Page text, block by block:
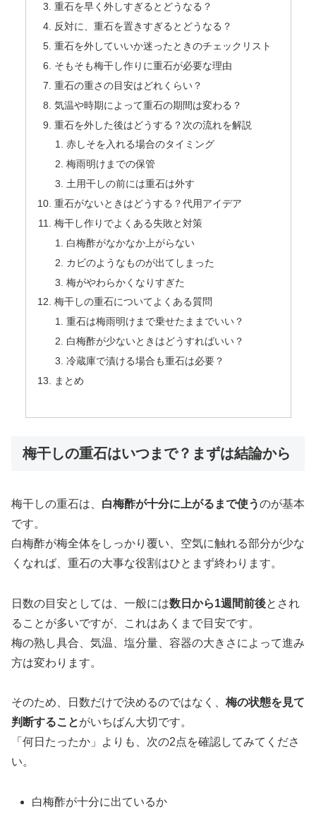
重石を早く外しすぎるとどうなる？
反対に、重石を置きすぎるとどうなる？
重石を外していいか迷ったときのチェックリスト
そもそも梅干し作りに重石が必要な理由
重石の重さの目安はどれくらい？
気温や時期によって重石の期間は変わる？
重石を外した後はどうする？次の流れを解説
赤しそを入れる場合のタイミング
梅雨明けまでの保管
土用干しの前には重石は外す
重石がないときはどうする？代用アイデア
梅干し作りでよくある失敗と対策
白梅酢がなかなか上がらない
カビのようなものが出てしまった
梅がやわらかくなりすぎた
梅干しの重石についてよくある質問
重石は梅雨明けまで乗せたままでいい？
白梅酢が少ないときはどうすればいい？
冷蔵庫で漬ける場合も重石は必要？
まとめ
梅干しの重石はいつまで？まずは結論から
梅干しの重石は、 白梅酢が十分に上がるまで使うのが基本
です。
白梅酢が梅全体をしっかり覆い、空気に触れる部分が少な
くなれば、重石の大事な役割はひとまず終わります。
日数の目安としては、一般には数日から1週間前後とされ
ることが多いですが、これはあくまで目安です。
梅の熟し具合、気温、塩分量、容器の大きさによって進み
方は変わります。
そのため、日数だけで決めるのではなく、 梅の状態を見て
判断することがいちばん大切です。
「何日たったか」よりも、次の2点を確認してみてくださ
い。
白梅酢が十分に出ているか